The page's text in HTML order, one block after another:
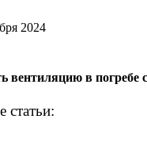
2024
вентиляцию в
статьи: